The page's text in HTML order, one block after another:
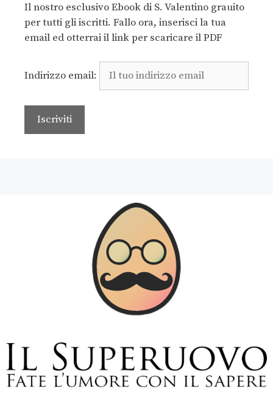
Il nostro esclusivo Ebook di S. Valentino grauito
per tutti gli iscritti. Fallo ora, inserisci la tua
email ed otterrai il link per scaricare il PDF
Indirizzo email: